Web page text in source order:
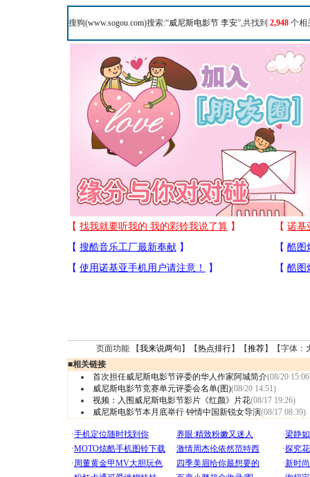
搜狗(www.sogou.com)搜索:“威尼斯电影节 李安”,共找到 2,948 个相
页面功能 【我来说两句 】【热点排行】【推荐】【字体：
■相关链接
首次担任威尼斯电影节评委的华人作家阿城简介(08/20
威尼斯电影节竞赛单元评委会名单(图)(08/20 14:51)
视频：入围威尼斯电影节影片《红颜》片花(08/17 19:26)
威尼斯电影节本月底举行 钟情中国新锐女导演(08/17 08:39)